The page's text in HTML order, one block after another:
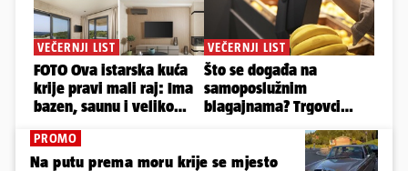
PROMO
Na putu prema moru krije se mjesto